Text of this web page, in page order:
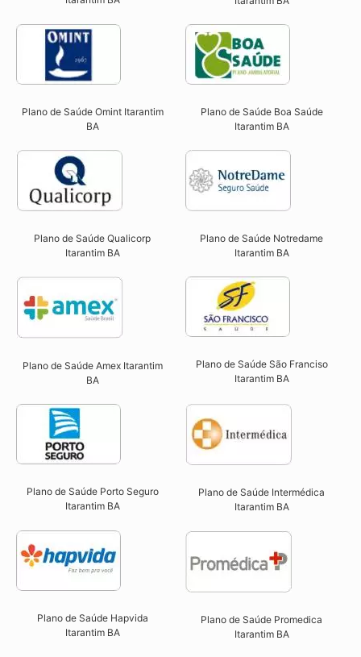
Plano de Saúde Omint Itarantim
BA​
Plano de Saúde Boa Saúde
Itarantim BA​
Plano de Saúde Qualicorp
Itarantim BA​
Plano de Saúde Notredame
Itarantim BA​
Plano de Saúde Amex Itarantim
BA
Plano de Saúde São Franciso
Itarantim BA​
Plano de Saúde Porto Seguro
Itarantim BA​
Plano de Saúde Intermédica
Itarantim BA​
Plano de Saúde Hapvida
Itarantim BA​
Plano de Saúde Promedica
Itarantim BA